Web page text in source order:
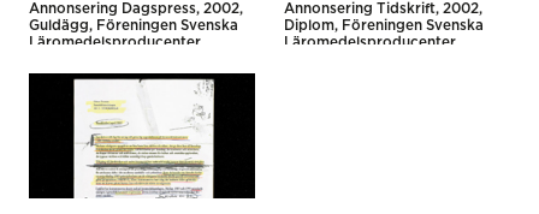
Annonsering Dagspress 2002
Guldägg
Föreningen Svenska
Läromedelsproducenter
Annonsering Tidskrift 2002
Diplom
Föreningen Svenska
Läromedelsproducenter